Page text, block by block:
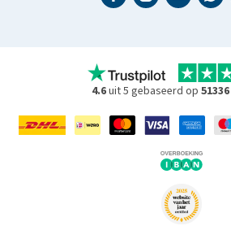
4.6uit 5 gebaseerd op 51336